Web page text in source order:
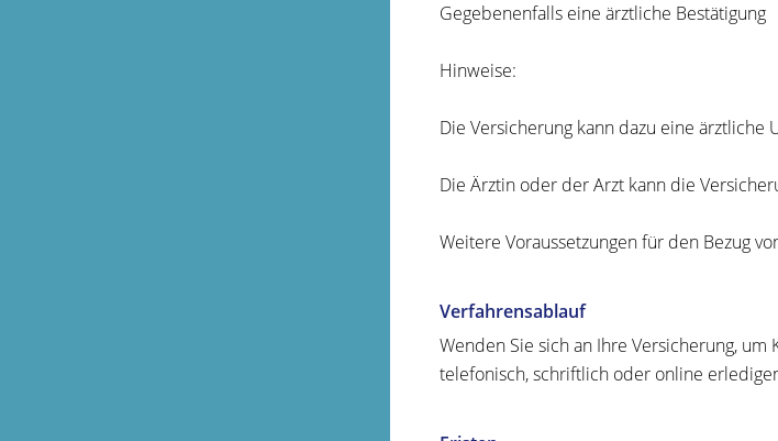
Gegebenenfalls eine ärztliche Bestätigung
Hinweise:
Die Versicherung kann dazu eine ärztliche
Die Ärztin oder der Arzt kann die
Weitere Voraussetzungen für den Bezug
Verfahrensablauf
Wenden Sie sich an Ihre Versicherung, um
telefonisch, schriftlich oder online